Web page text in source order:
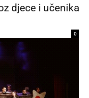
djece i učenika
0